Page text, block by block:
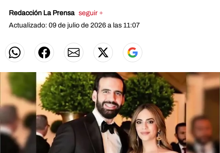
Redacción La Prensa seguir +
Actualizado: 09 de julio de 2026 a las 11:07